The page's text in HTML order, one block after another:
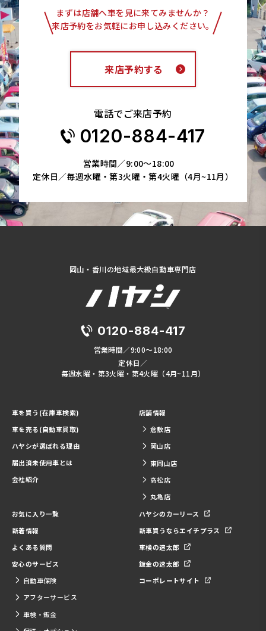
まずは店舗へ車を見に来てみませんか？
来店予約をお気軽にお申し込みください。
来店予約する
電話でご来店予約
0120-884-417
営業時間／9:00～18:00
定休日／毎週水曜・第3火曜・第4火曜（4月~11月）
岡山・香川の地域最大級自動車専門店
0120-884-417
営業時間／9:00～18:00
定休日／
毎週水曜・第3火曜・第4火曜（4月~11月）
車を買う(在庫車検索)
車を売る(自動車買取)
ハヤシが選ばれる理由
届出済未使用車とは
会社紹介
店舗情報
倉敷店
岡山店
東岡山店
高松店
丸亀店
お気に入り一覧
新着情報
よくある質問
安心のサービス
自動車保険
アフターサービス
車検・鈑金
ハヤシのカーリース
新車買うならエイチプラス
車検の速太郎
鈑金の速太郎
コーポレートサイト